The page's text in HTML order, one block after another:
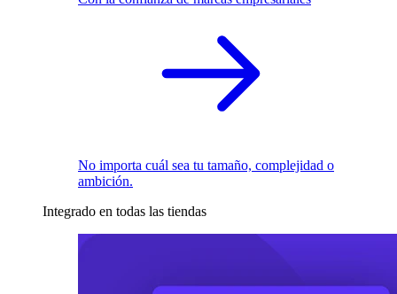
No importa cuál sea tu tamaño, complejidad o
ambición.
Integrado en todas las tiendas